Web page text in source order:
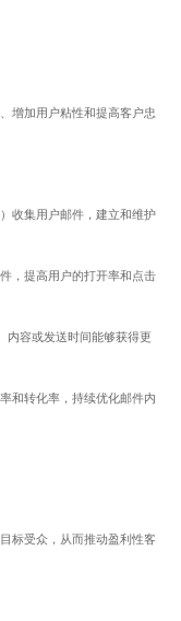
增加用户粘性和提高客户忠
收集用户邮件，建立和维护
，提高用户的打开率和点击
内容或发送时间能够获得更
和转化率，持续优化邮件内
标受众，从而推动盈利性客